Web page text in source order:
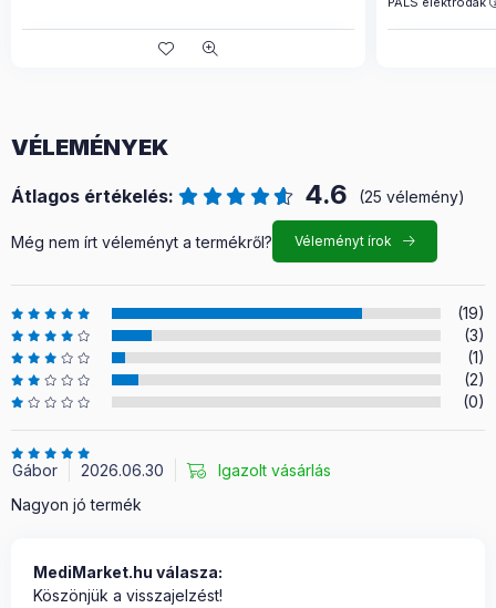
VÉLEMÉNYEK
Átlagos értékelés: 4.6 (25 vélemény)
Még nem írt véleményt a termékről? Véleményt írok
(19)
(3)
(1)
(2)
(0)
Gábor 2026.06.30
Igazolt vásárlás
Nagyon jó termék
MediMarket.hu válasza:
Köszönjük a visszajelzést!